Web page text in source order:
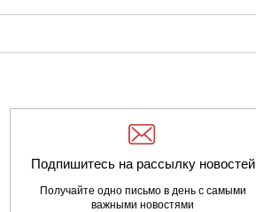
Подпишитесь на рассылку новостей
Получайте одно письмо в день с самыми
важными новостями